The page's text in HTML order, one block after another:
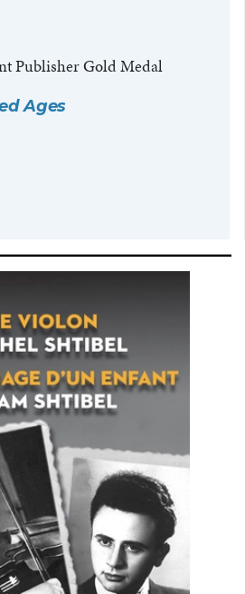
Publisher Gold Medal
Ages